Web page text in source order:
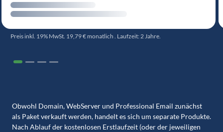
Preis inkl. 19% MwSt. 19,79 € monatlich . Laufzeit: 2 Jahre.
Obwohl Domain, WebServer und Professional Email zunächst
als Paket verkauft werden, handelt es sich um separate Produkte.
Nach Ablauf der kostenlosen Erstlaufzeit (oder der jeweiligen